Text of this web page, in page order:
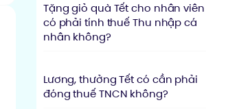
Tặng giỏ quà Tết cho nhân viên
có phải tính thuế Thu nhập cá
nhân không?
Lương, thưởng Tết có cần phải
đóng thuế TNCN không?